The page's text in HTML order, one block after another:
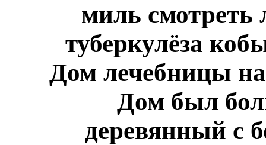
миль смотреть
туберкулёза
Дом лечебницы
Дом был
деревянный с